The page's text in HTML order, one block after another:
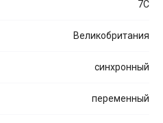
7C
Великобритания
синхронный
переменный